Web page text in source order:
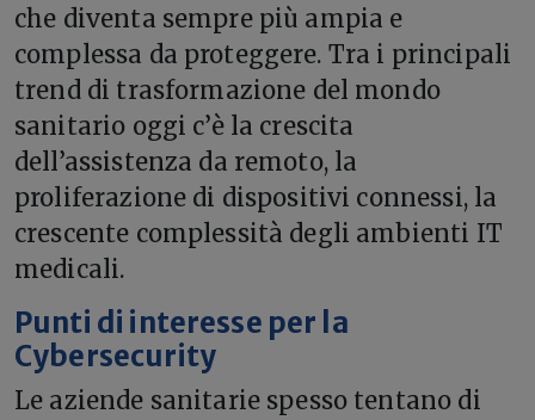
che diventa sempre più ampia e
complessa da proteggere. Tra i principali
trend di trasformazione del mondo
sanitario oggi c’è la crescita
dell’assistenza da remoto, la
proliferazione di dispositivi connessi, la
crescente complessità degli ambienti IT
medicali.
Punti di interesse per la
Cybersecurity
Le aziende sanitarie spesso tentano di